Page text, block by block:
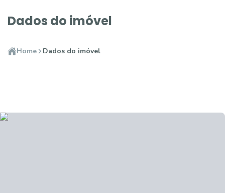
Dados do imóvel
Home Dados do imóvel